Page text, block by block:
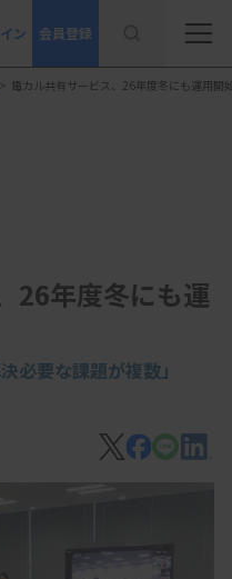
ン 会員登録
＞ 電カル共有サービス、26年度冬にも運用開
26年度冬にも運
必要な課題が複数」